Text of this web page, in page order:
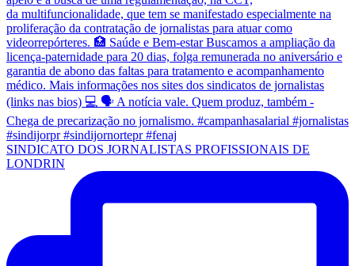
SINDICATO DOS JORNALISTAS PROFISSIONAIS DE
LONDRIN